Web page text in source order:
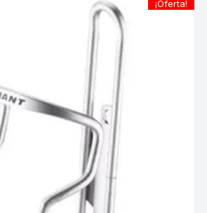
¡Oferta!